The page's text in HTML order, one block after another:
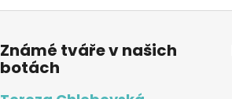
Známé tváře v našich
botách